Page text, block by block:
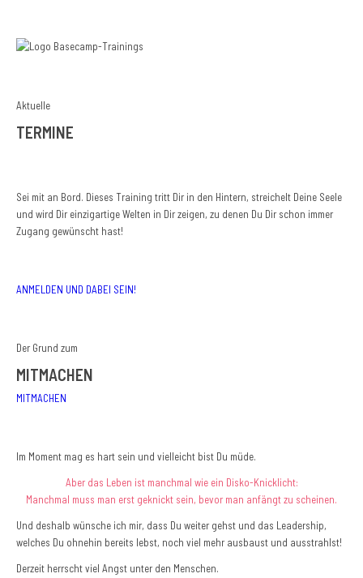
Aktuelle
TERMINE
Sei mit an Bord. Dieses Training tritt Dir in den Hintern, streichelt Deine Seele
und wird Dir einzigartige Welten in Dir zeigen, zu denen Du Dir schon immer
Zugang gewünscht hast!
ANMELDEN UND DABEI SEIN!
Der Grund zum
MITMACHEN
MITMACHEN
Im Moment mag es hart sein und vielleicht bist Du müde.
Aber das Leben ist manchmal wie ein Disko-Knicklicht:
Manchmal muss man erst geknickt sein, bevor man anfängt zu scheinen.
Und deshalb wünsche ich mir, dass Du weiter gehst und das Leadership,
welches Du ohnehin bereits lebst, noch viel mehr ausbaust und ausstrahlst!
Derzeit herrscht viel Angst unter den Menschen.